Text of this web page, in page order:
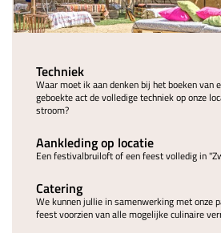
Techniek
Waar moet ik aan denken bij het boeken van
geboekte act de volledige techniek op onze
stroom?
Aankleding op locatie
Een festivalbruiloft of een feest volledig in
Catering
We kunnen jullie in samenwerking met onze
feest voorzien van alle mogelijke culinaire